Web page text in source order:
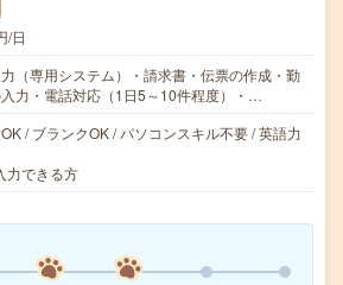
/日
力（専用システム）・請求書・伝票の作成・勤
力・電話対応（1日5～10件程度）・…
/ ブランクOK / パソコンスキル不要 / 英語力
力できる方